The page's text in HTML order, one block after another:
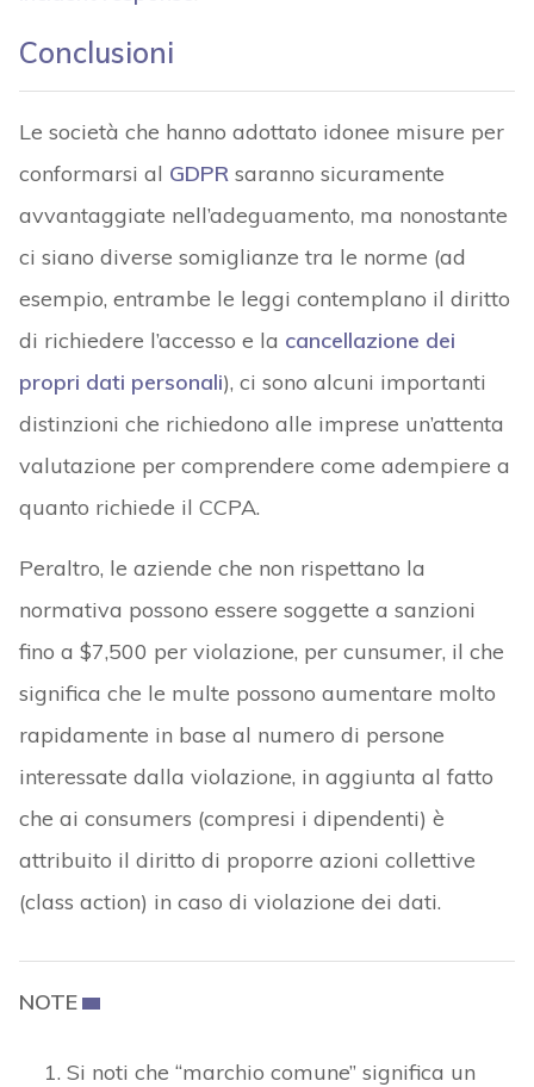
Conclusioni
Le società che hanno adottato idonee misure per
conformarsi al GDPRsaranno sicuramente
avvantaggiate nell’adeguamento, ma nonostante
ci siano diverse somiglianze tra le norme (ad
esempio, entrambe le leggi contemplano il diritto
di richiedere l’accesso e la cancellazione dei
propri dati personali), ci sono alcuni importanti
distinzioni che richiedono alle imprese un’attenta
valutazione per comprendere come adempiere a
quanto richiede il CCPA.
Peraltro, le aziende che non rispettano la
normativa possono essere soggette a sanzioni
fino a $7,500 per violazione, per cunsumer, il che
significa che le multe possono aumentare molto
rapidamente in base al numero di persone
interessate dalla violazione, in aggiunta al fatto
che ai consumers (compresi i dipendenti) è
attribuito il diritto di proporre azioni collettive
(class action) in caso di violazione dei dati.
NOTE
Si noti che “marchio comune” significa un